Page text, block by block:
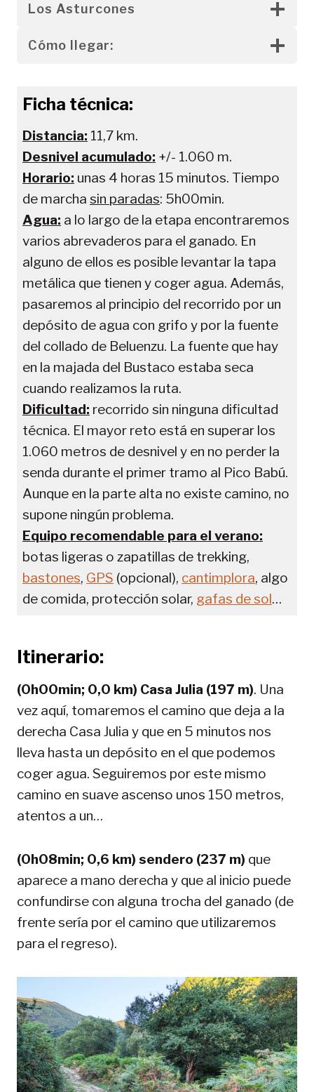
Los Asturcones
Cómo llegar:
Ficha técnica:
Distancia: 11,7 km.
Desnivel acumulado: +/- 1.060 m.
Horario: unas 4 horas 15 minutos. Tiempo
de marcha sin paradas: 5h00min.
Agua: a lo largo de la etapa encontraremos
varios abrevaderos para el ganado. En
alguno de ellos es posible levantar la tapa
metálica que tienen y coger agua. Además,
pasaremos al principio del recorrido por un
depósito de agua con grifo y por la fuente
del collado de Beluenzu. La fuente que hay
en la majada del Bustaco estaba seca
cuando realizamos la ruta.
Dificultad: recorrido sin ninguna dificultad
técnica. El mayor reto está en superar los
1.060 metros de desnivel y en no perder la
senda durante el primer tramo al Pico Babú.
Aunque en la parte alta no existe camino, no
supone ningún problema.
Equipo recomendable para el verano:
botas ligeras o zapatillas de trekking,
bastones, GPS (opcional), cantimplora, algo
de comida, protección solar, gafas de sol…
Itinerario:
(0h00min; 0,0 km) Casa Julia (197 m). Una
vez aquí, tomaremos el camino que deja a la
derecha Casa Julia y que en 5 minutos nos
lleva hasta un depósito en el que podemos
coger agua. Seguiremos por este mismo
camino en suave ascenso unos 150 metros,
atentos a un…
(0h08min; 0,6 km) sendero (237 m) que
aparece a mano derecha y que al inicio puede
confundirse con alguna trocha del ganado (de
frente sería por el camino que utilizaremos
para el regreso).